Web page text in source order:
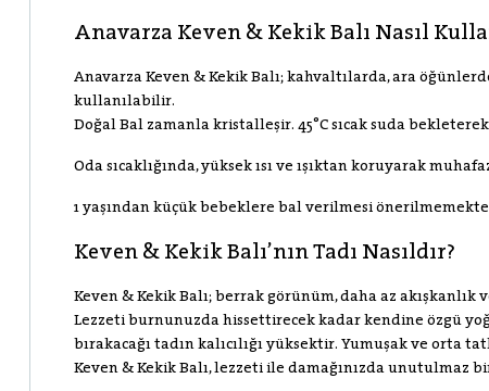
Anavarza Keven & Kekik Balı Nasıl
Anavarza Keven & Kekik Balı; kahvaltılarda, ara
kullanılabilir.
Doğal Bal zamanla kristalleşir. 45°C sıcak suda
Oda sıcaklığında, yüksek ısı ve ışıktan koruyarak
1 yaşından küçük bebeklere bal verilmesi
Keven & Kekik Balı’nın Tadı Nasıldır?
Keven & Kekik Balı; berrak görünüm, daha az
Lezzeti burnunuzda hissettirecek kadar kendine özgü
bırakacağı tadın kalıcılığı yüksektir. Yumuşak ve orta
Keven & Kekik Balı, lezzeti ile damağınızda unutulmaz